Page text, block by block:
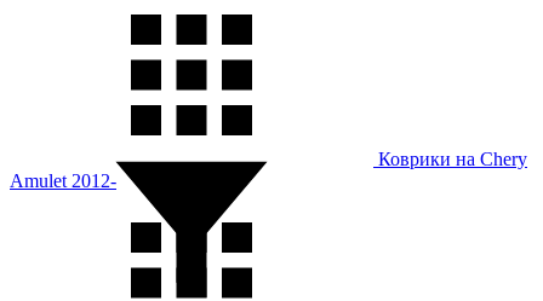
Коврики на Chery
Amulet 2012-